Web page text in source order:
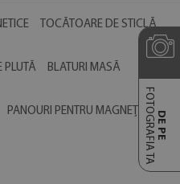
TOCĂTOARE DE STICLĂ
PLUTĂ BLATURI MASĂ
PANOURI PENTRU MAGNEȚI DE PE
FOTOGRAFIA TA